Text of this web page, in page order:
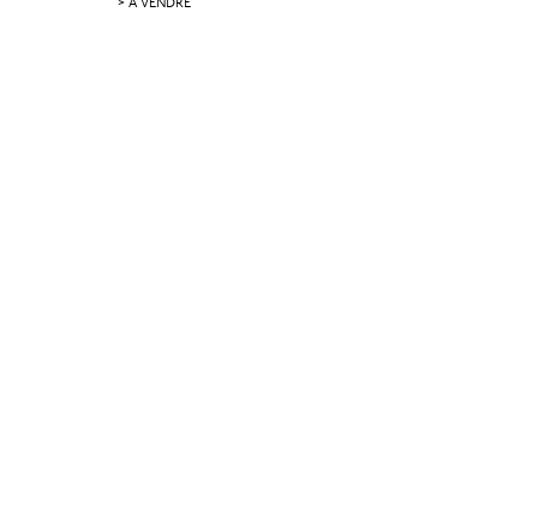
> À VENDRE